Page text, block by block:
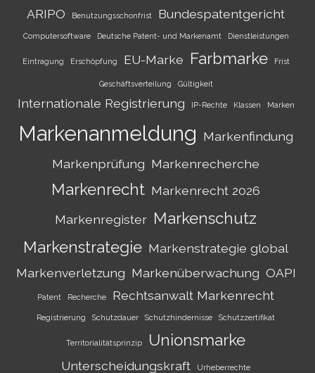
ARIPO Benutzungsschonfrist Bundespatentgericht
Computersoftware Deutsche Patent- und Markenamt Dienstleistungen
Eintragung Erschöpfung EU-Marke Farbmarke Frist
Geschäftsverteilung Gültigkeit
Internationale Registrierung IP-Rechte Klassen Marken
Markenanmeldung Markenfindung
Markenprüfung Markenrecherche
Markenrecht Markenrecht 2026
Markenregister Markenschutz
Markenstrategie Markenstrategie global
Markenverletzung Markenüberwachung OAPI
Patent Recherche Rechtsanwalt Markenrecht
Registrierung Schutzdauer Schutzhindernisse Schutzzertifikat
Territorialitätsprinzip Unionsmarke
Unterscheidungskraft Urheberrechte